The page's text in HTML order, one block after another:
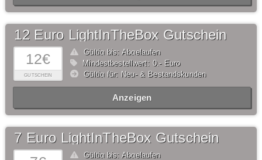
12€
GUTSCHEIN
12 Euro LightInTheBox Gutschein
Gültig bis: Abgelaufen
Mindestbestellwert: 0,- Euro
Gültig für: Neu- & Bestandskunden
Anzeigen
7 Euro LightInTheBox Gutschein
Gültig bis: Abgelaufen